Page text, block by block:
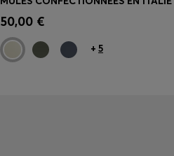
Achat rapide
taille)
50,00 €
+ 5